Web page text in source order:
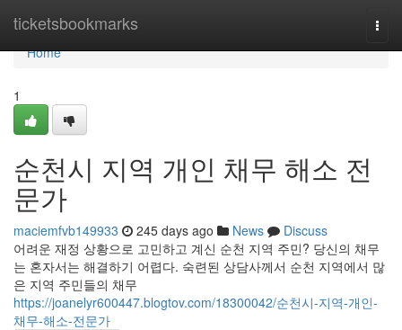
ticketsbookmarks
Home
Home
1
순천시 지역 개인 채무 해소 전
문가
maciemfvb149933 245 days ago News
Discuss
어려운 재정 상황으로 고민하고 계신 순천 지역 주민? 당신의 채무
는 혼자서는 해결하기 어렵다. 숙련된 상담사께서 순천 지역에서 많
은 지역 주민들의 채무
https://joanelyr600447.blogtov.com/18300042/순천시-지역-개인-
채무-해소-전문가